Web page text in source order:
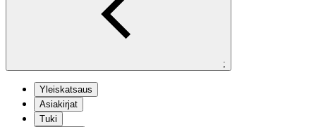
;
Yleiskatsaus
Asiakirjat
Tuki